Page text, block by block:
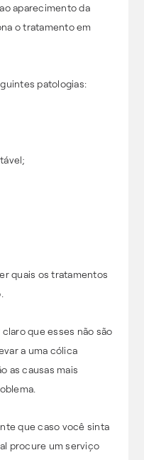
aparecimento da
o tratamento em
patologias:
quais os tratamentos
que esses não são
a uma cólica
as causas mais
que caso você sinta
procure um serviço